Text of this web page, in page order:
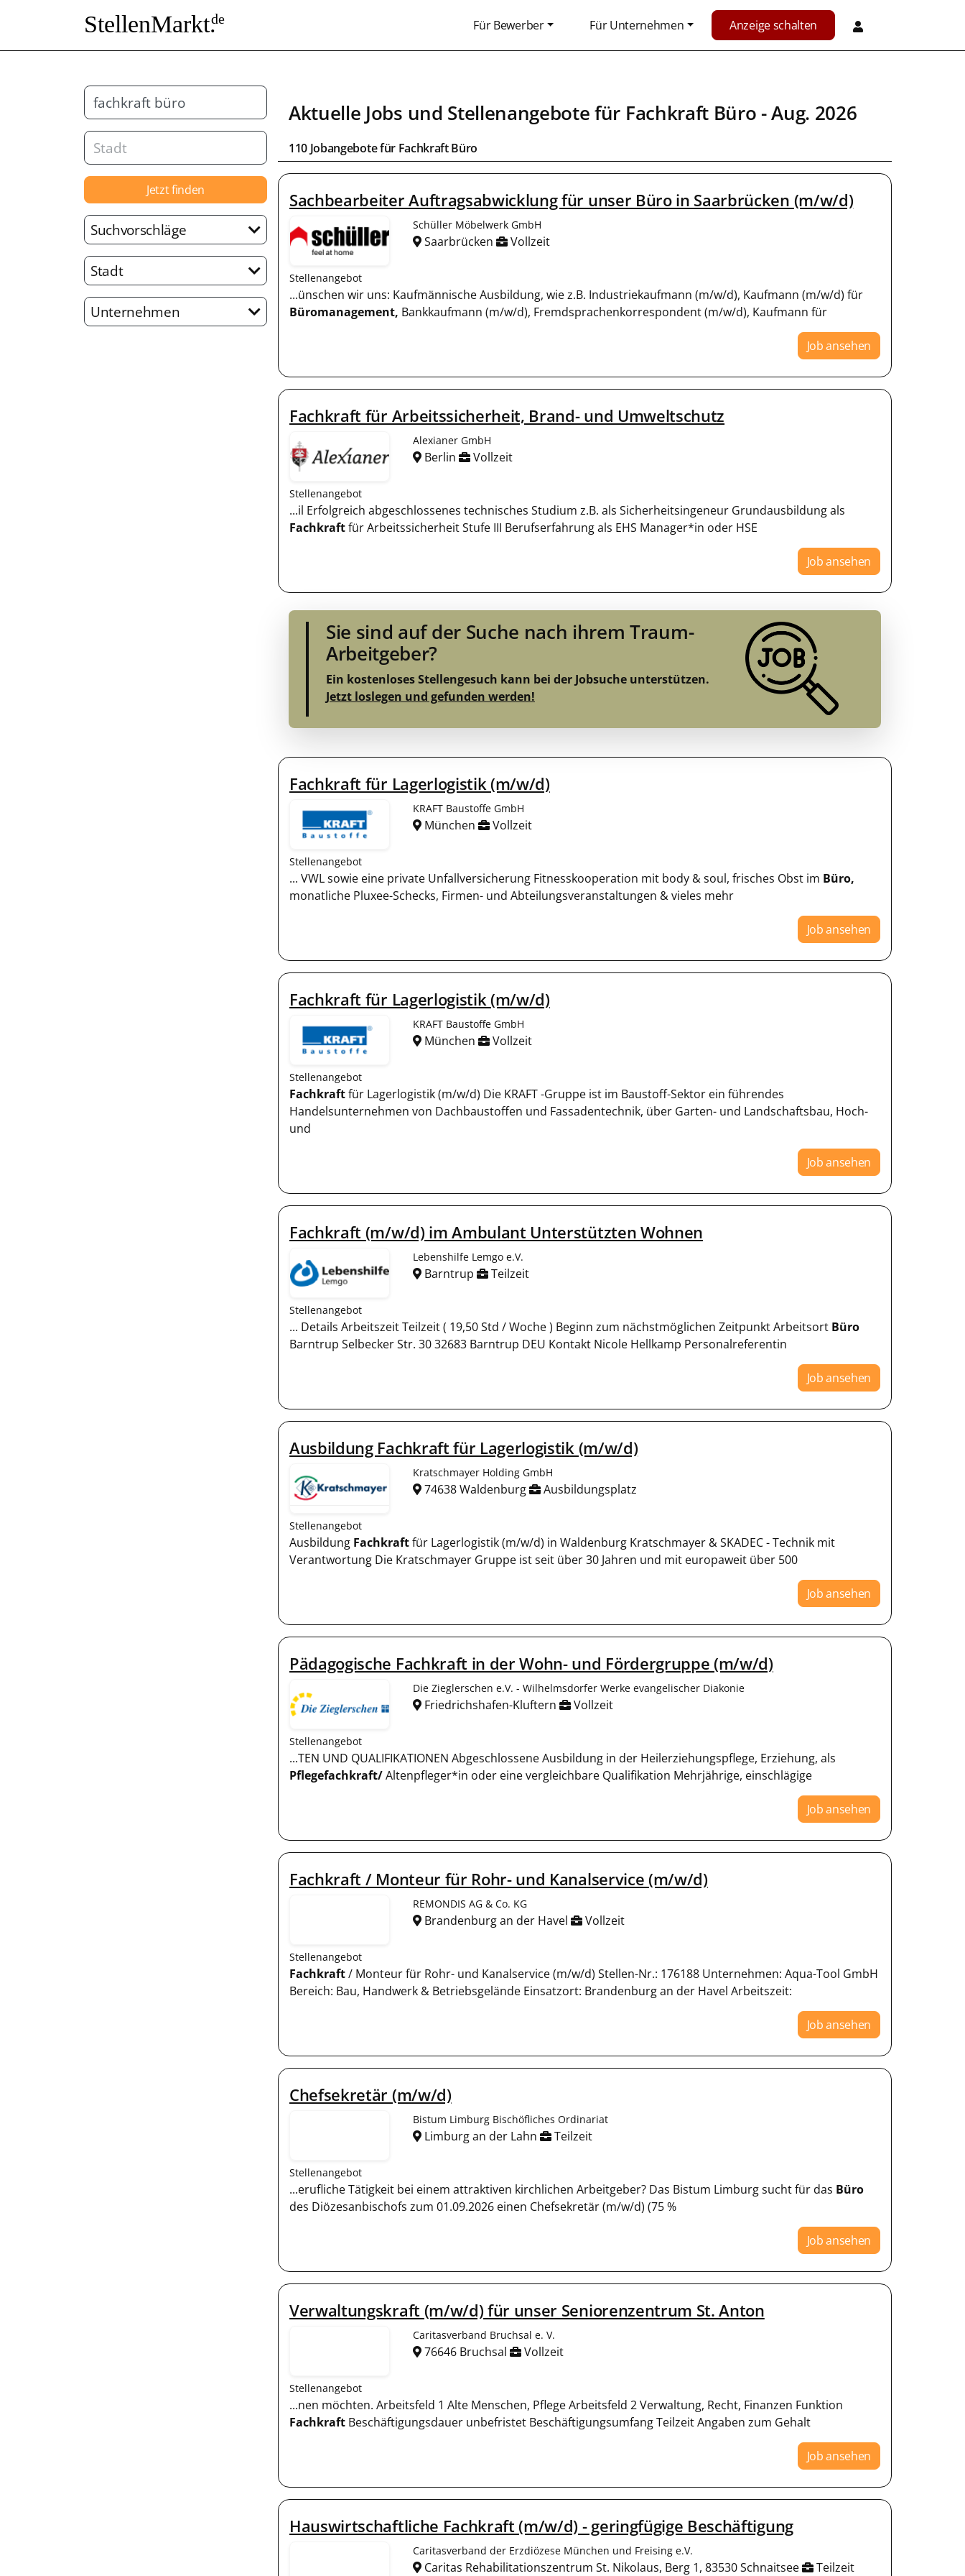
StellenMarkt.de Für Bewerber Für Unternehmen Anzeige schalten
Jetzt finden
Suchvorschläge
Stadt
Unternehmen
Aktuelle Jobs und Stellenangebote für Fachkraft Büro - Aug. 2026
110 Jobangebote für Fachkraft Büro
Sachbearbeiter Auftragsabwicklung für unser Büro in Saarbrücken (m/w/d)
Schüller Möbelwerk GmbH
Saarbrücken Vollzeit
Stellenangebot
...ünschen wir uns: Kaufmännische Ausbildung, wie z.B. Industriekaufmann (m/w/d), Kaufmann (m/w/d) für
Büromanagement, Bankkaufmann (m/w/d), Fremdsprachenkorrespondent (m/w/d), Kaufmann für
Job ansehen
Fachkraft für Arbeitssicherheit, Brand- und Umweltschutz
Alexianer GmbH
Berlin Vollzeit
Stellenangebot
...il Erfolgreich abgeschlossenes technisches Studium z.B. als Sicherheitsingeneur Grundausbildung als
Fachkraftfür Arbeitssicherheit Stufe III Berufserfahrung als EHS Manager*in oder HSE
Job ansehen
Sie sind auf der Suche nach ihrem Traum-
Arbeitgeber?
Ein kostenloses Stellengesuch kann bei der Jobsuche unterstützen.
Jetzt loslegen und gefunden werden!
Fachkraft für Lagerlogistik (m/w/d)
KRAFT Baustoffe GmbH
München Vollzeit
Stellenangebot
... VWL sowie eine private Unfallversicherung Fitnesskooperation mit body & soul, frisches Obst im Büro,
monatliche Pluxee-Schecks, Firmen- und Abteilungsveranstaltungen & vieles mehr
Job ansehen
Fachkraft für Lagerlogistik (m/w/d)
KRAFT Baustoffe GmbH
München Vollzeit
Stellenangebot
Fachkraftfür Lagerlogistik (m/w/d) Die KRAFT -Gruppe ist im Baustoff-Sektor ein führendes
Handelsunternehmen von Dachbaustoffen und Fassadentechnik, über Garten- und Landschaftsbau, Hoch-
und
Job ansehen
Fachkraft (m/w/d) im Ambulant Unterstützten Wohnen
Lebenshilfe Lemgo e.V.
Barntrup Teilzeit
Stellenangebot
... Details Arbeitszeit Teilzeit ( 19,50 Std / Woche ) Beginn zum nächstmöglichen Zeitpunkt Arbeitsort Büro
Barntrup Selbecker Str. 30 32683 Barntrup DEU Kontakt Nicole Hellkamp Personalreferentin
Job ansehen
Ausbildung Fachkraft für Lagerlogistik (m/w/d)
Kratschmayer Holding GmbH
74638 Waldenburg Ausbildungsplatz
Stellenangebot
Ausbildung Fachkraftfür Lagerlogistik (m/w/d) in Waldenburg Kratschmayer & SKADEC - Technik mit
Verantwortung Die Kratschmayer Gruppe ist seit über 30 Jahren und mit europaweit über 500
Job ansehen
Pädagogische Fachkraft in der Wohn- und Fördergruppe (m/w/d)
Die Zieglerschen e.V. - Wilhelmsdorfer Werke evangelischer Diakonie
Friedrichshafen-Kluftern Vollzeit
Stellenangebot
...TEN UND QUALIFIKATIONEN Abgeschlossene Ausbildung in der Heilerziehungspflege, Erziehung, als
Pflegefachkraft/Altenpfleger*in oder eine vergleichbare Qualifikation Mehrjährige, einschlägige
Job ansehen
Fachkraft / Monteur für Rohr- und Kanalservice (m/w/d)
REMONDIS AG & Co. KG
Brandenburg an der Havel Vollzeit
Stellenangebot
Fachkraft/ Monteur für Rohr- und Kanalservice (m/w/d) Stellen-Nr.: 176188 Unternehmen: Aqua-Tool GmbH
Bereich: Bau, Handwerk & Betriebsgelände Einsatzort: Brandenburg an der Havel Arbeitszeit:
Job ansehen
Chefsekretär (m/w/d)
Bistum Limburg Bischöfliches Ordinariat
Limburg an der Lahn Teilzeit
Stellenangebot
...erufliche Tätigkeit bei einem attraktiven kirchlichen Arbeitgeber? Das Bistum Limburg sucht für das Büro
des Diözesanbischofs zum 01.09.2026 einen Chefsekretär (m/w/d) (75 %
Job ansehen
Verwaltungskraft (m/w/d) für unser Seniorenzentrum St. Anton
Caritasverband Bruchsal e. V.
76646 Bruchsal Vollzeit
Stellenangebot
...nen möchten. Arbeitsfeld 1 Alte Menschen, Pflege Arbeitsfeld 2 Verwaltung, Recht, Finanzen Funktion
Fachkraft Beschäftigungsdauer unbefristet Beschäftigungsumfang Teilzeit Angaben zum Gehalt
Job ansehen
Hauswirtschaftliche Fachkraft (m/w/d) - geringfügige Beschäftigung
Caritasverband der Erzdiözese München und Freising e.V.
Caritas Rehabilitationszentrum St. Nikolaus, Berg 1, 83530 Schnaitsee Teilzeit